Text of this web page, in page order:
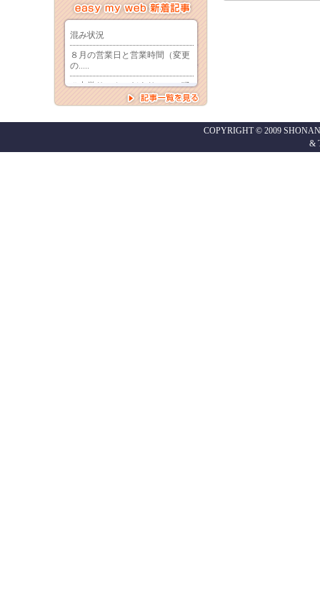
COPYRIGHT © 2009
&